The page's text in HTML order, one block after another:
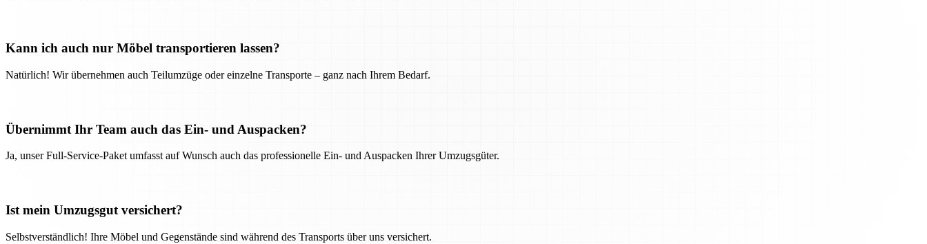
Kann ich auch nur Möbel transportieren lassen?
Natürlich! Wir übernehmen auch Teilumzüge oder einzelne Transporte – ganz nach Ihrem Bedarf.
Übernimmt Ihr Team auch das Ein- und Auspacken?
Ja, unser Full-Service-Paket umfasst auf Wunsch auch das professionelle Ein- und Auspacken Ihrer Umzugsgüter.
Ist mein Umzugsgut versichert?
Selbstverständlich! Ihre Möbel und Gegenstände sind während des Transports über uns versichert.